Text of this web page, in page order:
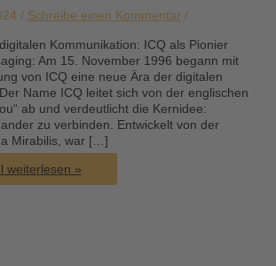
/ Schreibe einen Kommentar /
Kommunikation: ICQ als Pionier
Am 15. November 1996 begann mit
von ICQ eine neue Ära der digitalen
Name ICQ leitet sich von der englischen
ab und verdeutlicht die Kernidee:
zu verbinden. Entwickelt von der
Mirabilis, war […]
weiterlesen »